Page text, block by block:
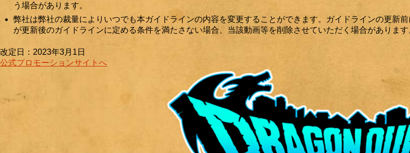
う場合があります。
弊社は弊社の裁量によりいつでも本ガイドラインの内容を変更することができます。ガイドラインの更新
が更新後のガイドラインに定める条件を満たさない場合、当該動画等を削除させていただく場合があります
改定日：2023年3月1日
公式プロモーションサイトへ